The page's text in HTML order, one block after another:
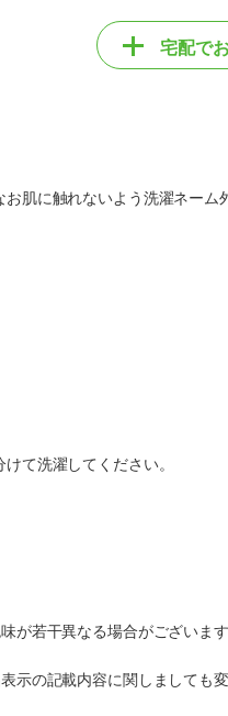
宅配で
肌に触れないよう洗濯ネーム
て洗濯してください。
が若干異なる場合がございます
の記載内容に関しましても